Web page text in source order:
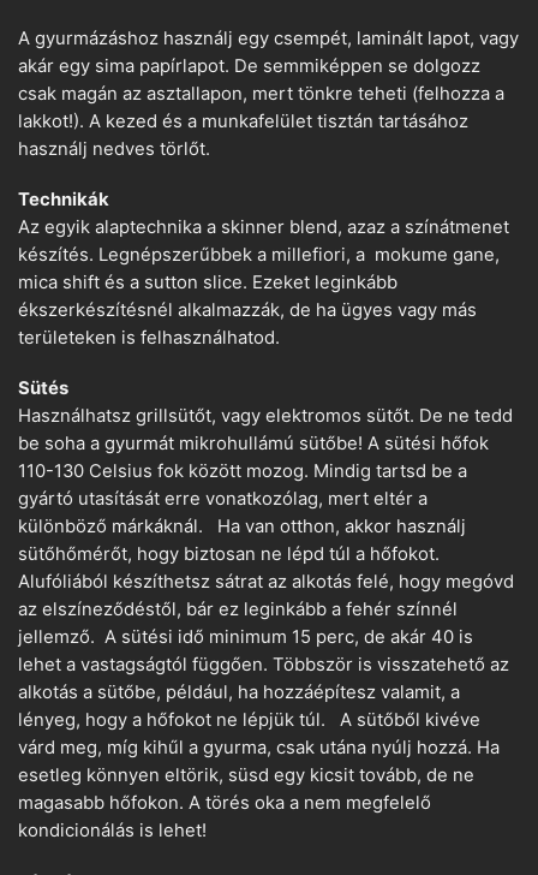
A gyurmázáshoz használj egy csempét, laminált lapot, vagy
akár egy sima papírlapot. De semmiképpen se dolgozz
csak magán az asztallapon, mert tönkre teheti (felhozza a
lakkot!). A kezed és a munkafelület tisztán tartásához
használj nedves törlőt.
Technikák
Az egyik alaptechnika a skinner blend, azaz a színátmenet
készítés. Legnépszerűbbek a millefiori, a mokume gane,
mica shift és a sutton slice. Ezeket leginkább
ékszerkészítésnél alkalmazzák, de ha ügyes vagy más
területeken is felhasználhatod.
Sütés
Használhatsz grillsütőt, vagy elektromos sütőt. De ne tedd
be soha a gyurmát mikrohullámú sütőbe! A sütési hőfok
110-130 Celsius fok között mozog. Mindig tartsd be a
gyártó utasítását erre vonatkozólag, mert eltér a
különböző márkáknál. Ha van otthon, akkor használj
sütőhőmérőt, hogy biztosan ne lépd túl a hőfokot.
Alufóliából készíthetsz sátrat az alkotás felé, hogy megóvd
az elszíneződéstől, bár ez leginkább a fehér színnél
jellemző. A sütési idő minimum 15 perc, de akár 40 is
lehet a vastagságtól függően. Többször is visszatehető az
alkotás a sütőbe, például, ha hozzáépítesz valamit, a
lényeg, hogy a hőfokot ne lépjük túl. A sütőből kivéve
várd meg, míg kihűl a gyurma, csak utána nyúlj hozzá. Ha
esetleg könnyen eltörik, süsd egy kicsit tovább, de ne
magasabb hőfokon. A törés oka a nem megfelelő
kondicionálás is lehet!